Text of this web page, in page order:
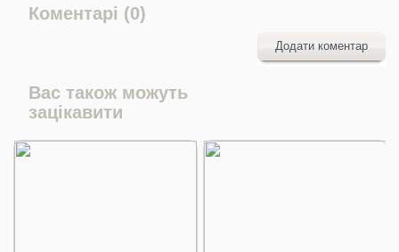
Коментарі (0)
Додати коментар
Вас також можуть
зацікавити